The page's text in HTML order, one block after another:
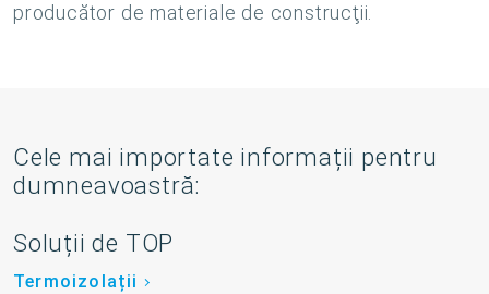
producător de materiale de construcţii.
Cele mai importate informații pentru
dumneavoastră:
Soluții de TOP
Termoizolații